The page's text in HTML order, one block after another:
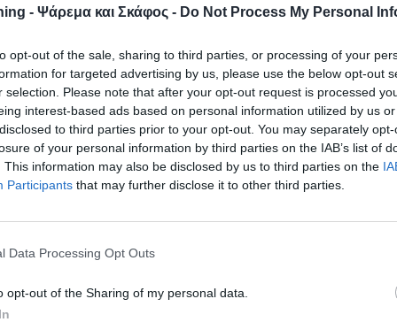
- Ψάρεμα και Σκάφος - Do Not Process My Personal
opt-out of the sale, sharing to third parties, or processing of your
for targeted advertising by us, please use the below opt-out
selection. Please note that after your opt-out request is processed
interest-based ads based on personal information utilized by us
to third parties prior to your opt-out. You may separately
of your personal information by third parties on the IAB’s list of
This information may also be disclosed by us to third parties on the
Participants that may further disclose it to other third parties.
Data Processing Opt Outs
opt-out of the Sharing of my personal data.
στα φουσκωτά από 7,01 μέχρι και 8 μέτρα, με
αύξηση σημειώθηκε στα φουσκωτά από 11,01 μέχρι και
το 2023.